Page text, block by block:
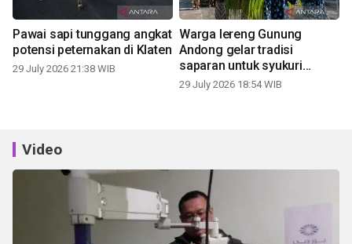
Pawai sapi tunggang angkat
potensi peternakan di Klaten
29 July 2026 21:38 WIB
Warga lereng Gunung
Andong gelar tradisi
saparan untuk syukuri
panen
29 July 2026 18:54 WIB
Video